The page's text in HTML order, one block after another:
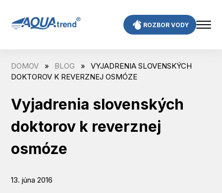
content
ROZBOR VODY
DOMOV » BLOG »
VYJADRENIA SLOVENSKÝCH
DOKTOROV K REVERZNEJ OSMÓZE
Vyjadrenia slovenských
doktorov k reverznej
osmóze
13. júna 2016